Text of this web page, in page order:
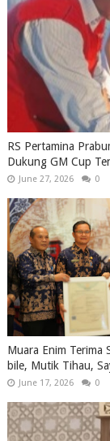
RS Pertamina
Dukung GM Cup
June 27, 2026 0
Muara Enim Terima
bile, Mutik Tihau,
June 17, 2026 0